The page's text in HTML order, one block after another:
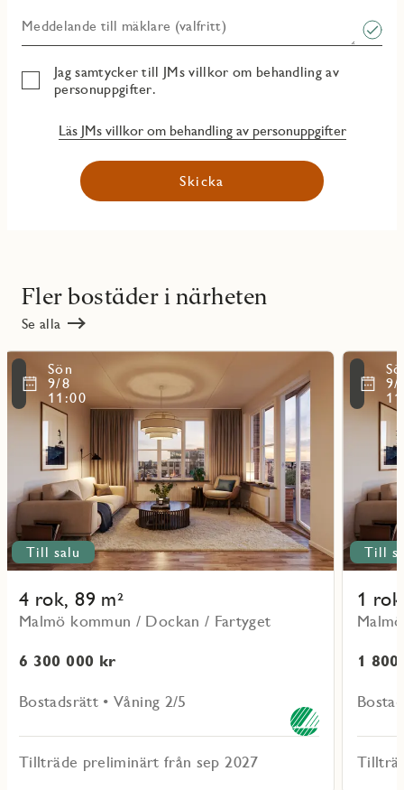
Meddelande till mäklare (valfritt)
Jag samtycker till JMs villkor om behandling av
personuppgifter.
Läs JMs villkor om behandling av personuppgifter
Skicka
Fler bostäder i närheten
Se alla
Till salu
4 rok, 89 m²
Malmö kommun / Dockan / Fartyget
6 300 000 kr
Bostadsrätt • Våning 2/5
Tillträde preliminärt från sep 2027
Sön
9/8
11:00
Läs
mer
objekt
Till
1
1
9/
Läs
mer
objekt